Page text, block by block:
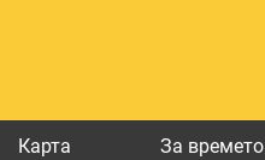
Карта За времето